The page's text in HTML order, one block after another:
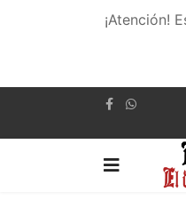
¡Atención!